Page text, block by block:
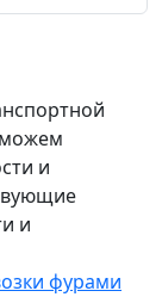
и
и
фурами